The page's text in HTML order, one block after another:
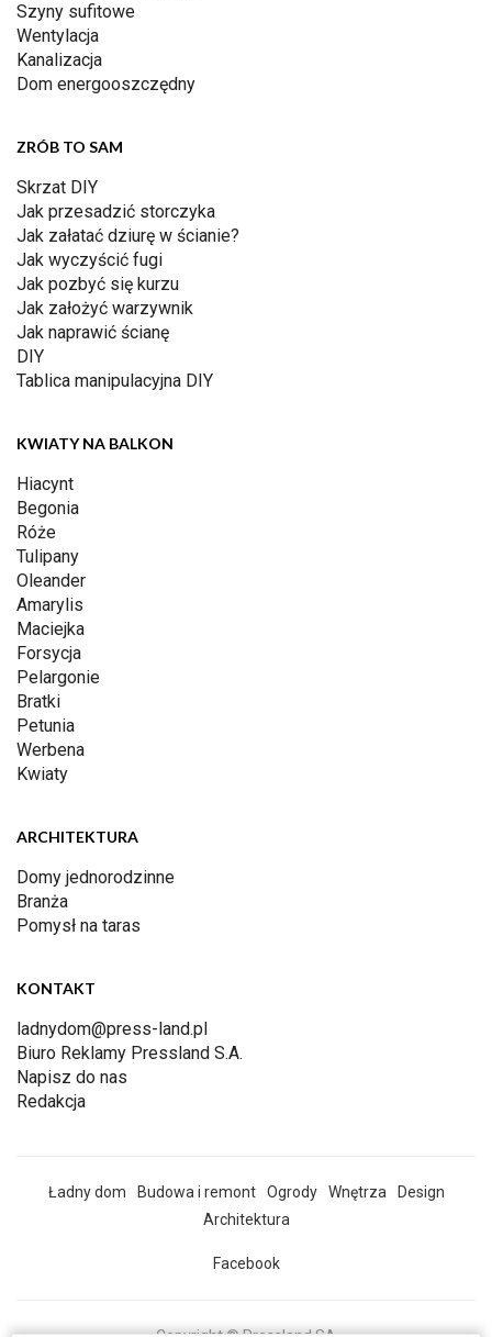
Szyny sufitowe
Wentylacja
Kanalizacja
Dom energooszczędny
ZRÓB TO SAM
Skrzat DIY
Jak przesadzić storczyka
Jak załatać dziurę w ścianie?
Jak wyczyścić fugi
Jak pozbyć się kurzu
Jak założyć warzywnik
Jak naprawić ścianę
DIY
Tablica manipulacyjna DIY
KWIATY NA BALKON
Hiacynt
Begonia
Róże
Tulipany
Oleander
Amarylis
Maciejka
Forsycja
Pelargonie
Bratki
Petunia
Werbena
Kwiaty
ARCHITEKTURA
Domy jednorodzinne
Branża
Pomysł na taras
KONTAKT
ladnydom@press-land.pl
Biuro Reklamy Pressland S.A.
Napisz do nas
Redakcja
Ładny dom Budowa i remont Ogrody Wnętrza
Design
Architektura
Facebook